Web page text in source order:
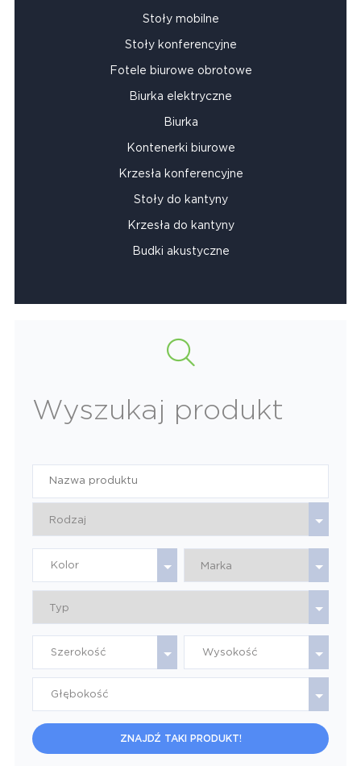
Stoły mobilne
Stoły konferencyjne
Fotele biurowe obrotowe
Biurka elektryczne
Biurka
Kontenerki biurowe
Krzesła konferencyjne
Stoły do kantyny
Krzesła do kantyny
Budki akustyczne
Wyszukaj produkt
Kolor
Szerokość Wysokość
Głębokość
ZNAJDŹ TAKI PRODUKT!